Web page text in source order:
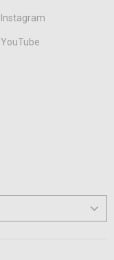
Instagram
YouTube